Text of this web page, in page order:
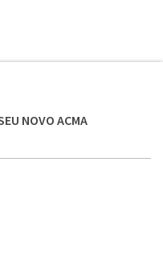
NOVO ACMA